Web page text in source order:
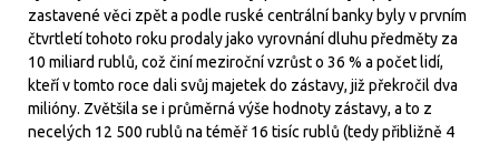
zastavené věci zpět a podle ruské centrální banky byly v prvním
čtvrtletí tohoto roku prodaly jako vyrovnání dluhu předměty za
10 miliard rublů, což činí meziroční vzrůst o 36 % a počet lidí,
kteří v tomto roce dali svůj majetek do zástavy, již překročil dva
milióny. Zvětšila se i průměrná výše hodnoty zástavy, a to z
necelých 12 500 rublů na téměř 16 tisíc rublů (tedy přibližně 4